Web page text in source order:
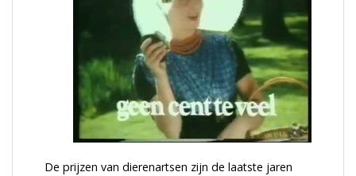
De prijzen van dierenartsen zijn de laatste jaren